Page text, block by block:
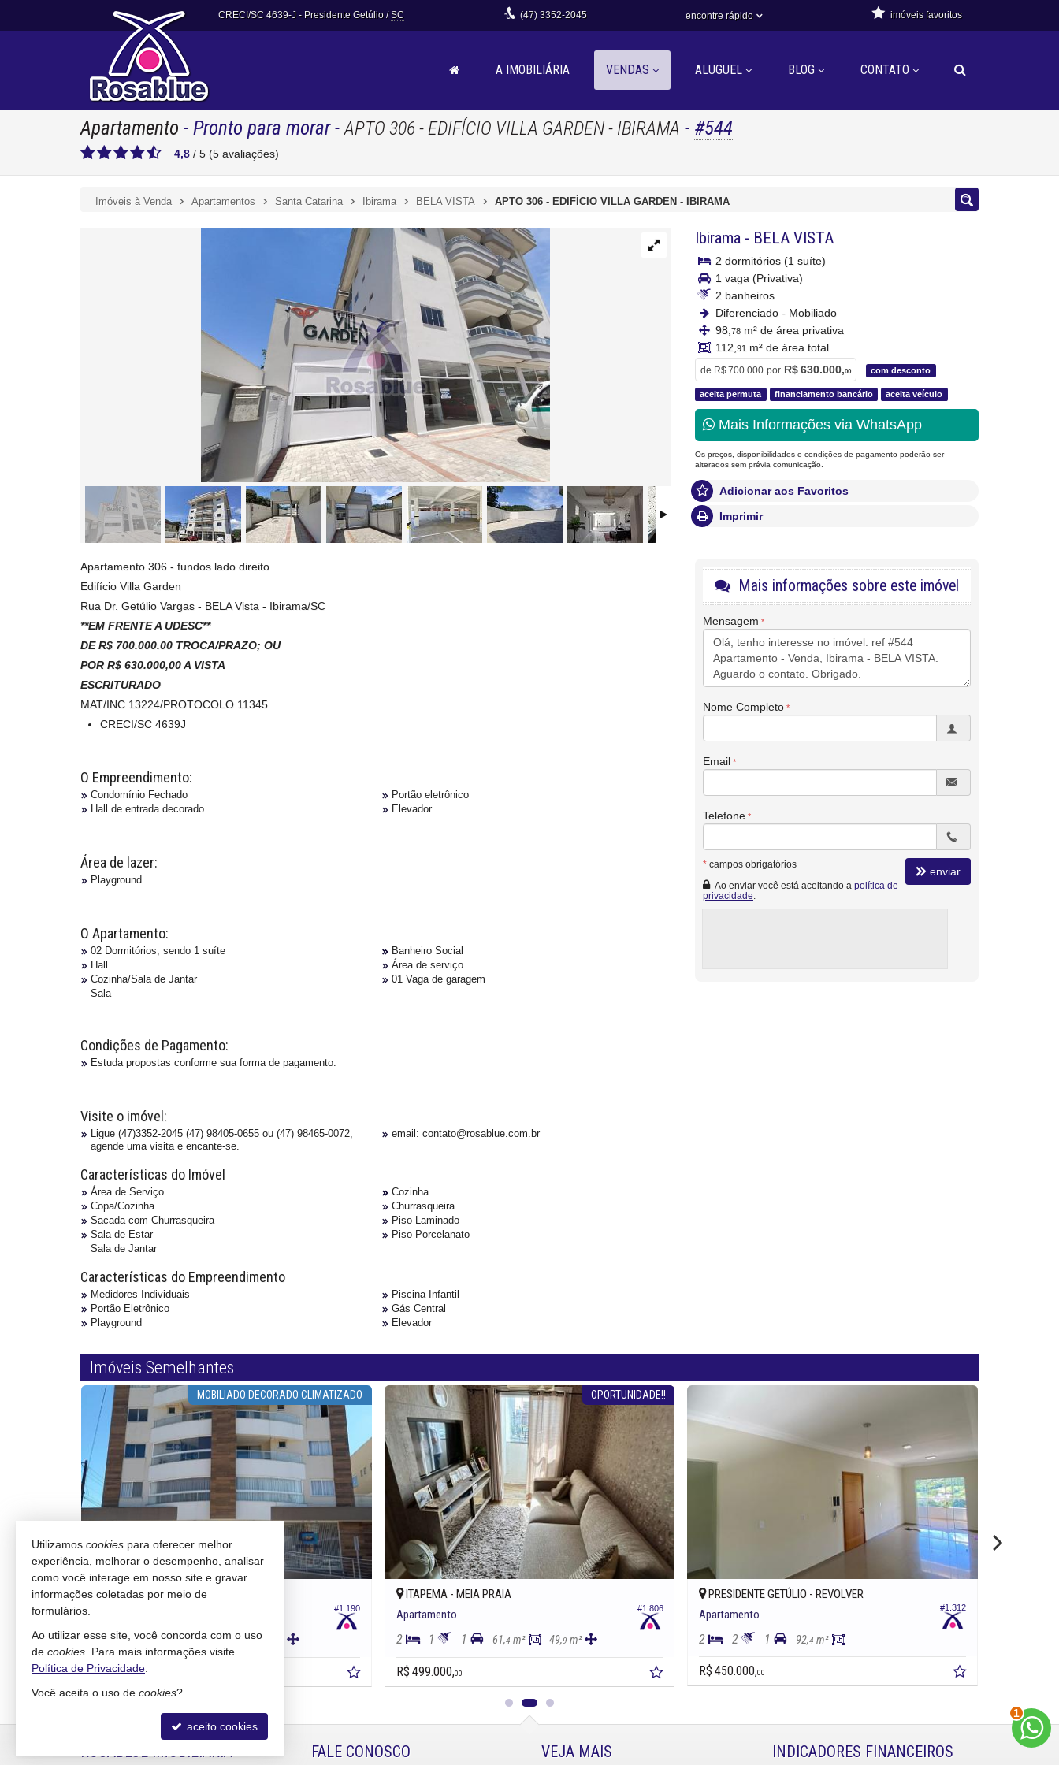
CRECI/SC 4639-J - Presidente Getúlio /SC (47) 3352-2045 encontre rápido imóveis favoritos
A IMOBILIÁRIA VENDAS ALUGUEL BLOG CONTATO
Apartamento - Pronto para morar-APTO 306 - EDIFÍCIO VILLA GARDEN - IBIRAMA - #544
4,8 / 5 (5 avaliações)
Imóveis à Venda Apartamentos Santa Catarina Ibirama BELA VISTA APTO 306 - EDIFÍCIO VILLA GARDEN - IBIRAMA
Ibirama - BELA VISTA
2 dormitórios (1 suíte)
1 vaga (Privativa)
2 banheiros
Diferenciado - Mobiliado
98, 78 m² de área privativa
112, 91 m² de área total
de R$ 700.000 por R$ 630.000,00 com desconto
aceita permuta financiamento bancário aceita veículo
Mais Informações via WhatsApp
Os preços, disponibilidades e condições de pagamento poderão ser
alterados sem prévia comunicação.
Adicionar aos Favoritos
Imprimir
Apartamento 306 - fundos lado direito
Edifício Villa Garden
Rua Dr. Getúlio Vargas - BELA Vista - Ibirama/SC
**EM FRENTE A UDESC**
DE R$ 700.000.00 TROCA/PRAZO; OU
POR R$ 630.000,00 A VISTA
ESCRITURADO
MAT/INC 13224/PROTOCOLO 11345
CRECI/SC 4639J
O Empreendimento:
Condomínio Fechado
Hall de entrada decorado
Portão eletrônico
Elevador
Área de lazer:
Playground
O Apartamento:
02 Dormitórios, sendo 1 suíte
Hall
Cozinha/Sala de Jantar
Sala
Banheiro Social
Área de serviço
01 Vaga de garagem
Condições de Pagamento:
Estuda propostas conforme sua forma de pagamento.
Visite o imóvel:
Ligue (47)3352-2045 (47) 98405-0655 ou (47) 98465-0072,
agende uma visita e encante-se.
email: contato@rosablue.com.br
Características do Imóvel
Área de Serviço
Copa/Cozinha
Sacada com Churrasqueira
Sala de Estar
Sala de Jantar
Cozinha
Churrasqueira
Piso Laminado
Piso Porcelanato
Características do Empreendimento
Medidores Individuais
Portão Eletrônico
Playground
Piscina Infantil
Gás Central
Elevador
Mais informações sobre este imóvel
Mensagem
Nome Completo
Email
Telefone
* campos obrigatórios
Ao enviar você está aceitando a política de
privacidade
enviar
Imóveis Semelhantes
#1.277
MOBILIADO DECORADO CLIMATIZADO
#1.190
ASCURRA -CENTRO
2 2 1 103, 3m² 80, m²
R$ 650.000
OPORTUNIDADE!!
#1.806
ITAPEMA - MEIA PRAIA
Apartamento
2 1 1 61,4 m² 49,9 m²
R$ 499.000,00
#1.312
PRESIDENTE GETÚLIO -REVOLVER
Apartamento
2 2 1 92,4 m²
R$ 450.000,00
ROSABLUE IMOBILIÁRIA FALE CONOSCO VEJA MAIS INDICADORES FINANCEIROS
Utilizamos cookies para oferecer melhor
experiência, melhorar o desempenho, analisar
como você interage em nosso site e gravar
informações coletadas por meio de
formulários.
Ao utilizar esse site, você concorda com o uso
de cookies . Para mais informações visite
Política de Privacidade
Você aceita o uso de cookies?
aceito cookies